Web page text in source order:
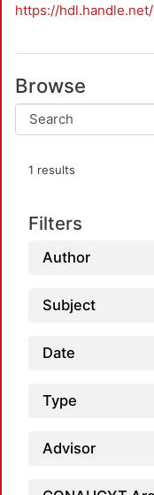
https://hdl.handle.net/
Browse
1 results
Filters
Author
Subject
Date
Type
Advisor